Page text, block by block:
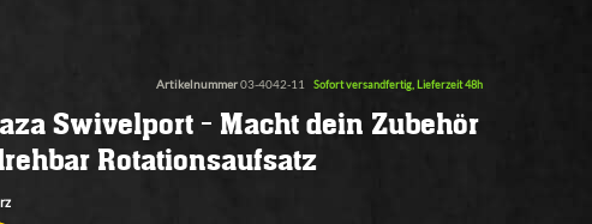
Artikelnummer03-4042-11 Sofort versandfertig, Lieferzeit 48h
Swivelport - Macht dein Zubehör
Rotationsaufsatz